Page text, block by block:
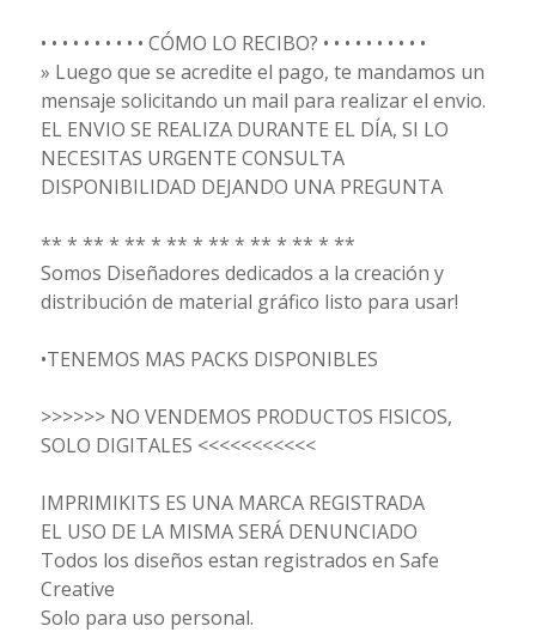
• • • • • • • • • • CÓMO LO RECIBO? • • • • • • • • • •
» Luego que se acredite el pago, te mandamos un
mensaje solicitando un mail para realizar el envio.
EL ENVIO SE REALIZA DURANTE EL DÍA, SI LO
NECESITAS URGENTE CONSULTA
DISPONIBILIDAD DEJANDO UNA PREGUNTA
** * ** * ** * ** * ** * ** * ** * **
Somos Diseñadores dedicados a la creación y
distribución de material gráfico listo para usar!
•TENEMOS MAS PACKS DISPONIBLES
>>>>>> NO VENDEMOS PRODUCTOS FISICOS,
SOLO DIGITALES <<<<<<<<<<<
IMPRIMIKITS ES UNA MARCA REGISTRADA
EL USO DE LA MISMA SERÁ DENUNCIADO
Todos los diseños estan registrados en Safe
Creative
Solo para uso personal.